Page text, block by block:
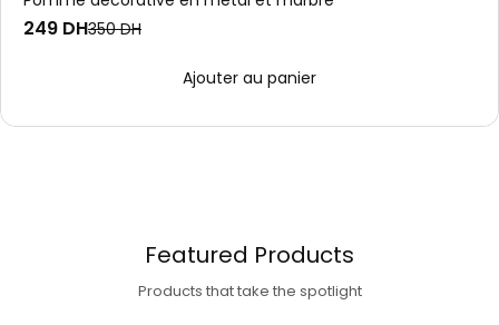
249 DH350 DH
Featured Products
Products that take the spotlight